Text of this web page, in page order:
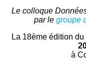
Le colloque
par le groupe
La 18ème édition
à